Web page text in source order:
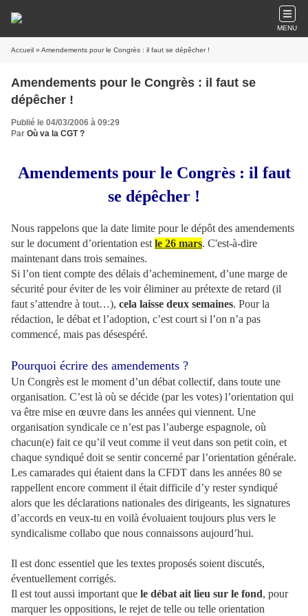
MENU
Accueil » Amendements pour le Congrès : il faut se dépêcher !
Amendements pour le Congrès : il faut se
dépêcher !
Publié le 04/03/2006 à 09:29
Par Où va la CGT ?
Amendements pour le Congrès : il faut
se dépêcher !
Nous rappelons que la date limite pour le dépôt des amendements
sur le document d’orientation est le 26 mars. C'est-à-dire
maintenant dans trois semaines.
Si l’on tient compte des délais d’acheminement, d’une marge de
sécurité pour éviter de les voir éliminer au prétexte de retard (il
faut s’attendre à tout…), cela laisse deux semaines. Pour la
rédaction, le débat et l’adoption, c’est court si l’on n’a pas
commencé, mais pas désespéré.
Pourquoi écrire des amendements ?
Un Congrès est le moment d’un débat collectif, dans toute une
organisation. C’est là où se décide (par les votes) l’orientation qui
va être mise en œuvre dans les années qui viennent. Une
organisation syndicale ce n’est pas l’auberge espagnole, où
chacun(e) fait ce qu’il veut comme il veut dans son petit coin, et
chaque syndiqué doit se sentir concerné par l’orientation générale.
Les camarades qui étaient dans la CFDT dans les années 80 se
rappellent encore comment il était difficile d’y rester syndiqué
alors que les déclarations nationales des dirigeants, les signatures
d’accords en veux-tu en voilà évoluaient toujours plus vers le
syndicalisme collabo que nous connaissons aujourd’hui.
Il est donc essentiel que les textes proposés soient discutés,
éventuellement corrigés.
Il est tout aussi important que le débat ait lieu sur le fond, pour
marquer les oppositions, le rejet de telle ou telle orientation